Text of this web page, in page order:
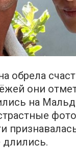
обрела
они
на